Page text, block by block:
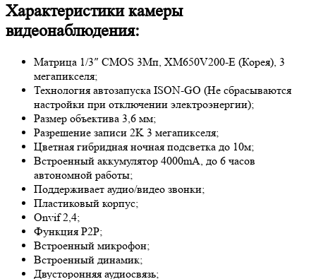
Характеристики камеры
видеонаблюдения:
Матрица 1/3″ CMOS 3Мп, XM650V200-E (Корея), 3
мегапикселя;
Технология автозапуска ISON-GO (Не сбрасываются
настройки при отключении электроэнергии);
Размер объектива 3,6 мм;
Разрешение записи 2K 3 мегапикселя;
Цветная гибридная ночная подсветка до 10м;
Встроенный аккумулятор 4000mA, до 6 часов
автономной работы;
Поддерживает аудио/видео звонки;
Пластиковый корпус;
Onvif 2,4;
Функция P2P;
Встроенный микрофон;
Встроенный динамик;
Двусторонняя аудиосвязь;